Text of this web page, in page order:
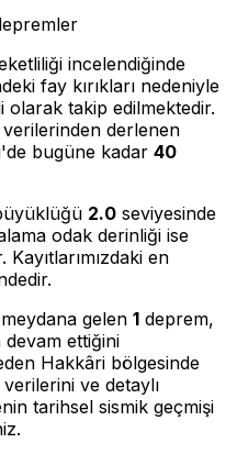
incelendiğinde
fay kırıkları nedeniyle
olarak takip edilmektedir.
derlenen
bugüne kadar 40
2.0 seviyesinde
odak derinliği ise
en
gelen 1 deprem,
devam ettiğini
Hakkâri bölgesinde
ve detaylı
tarihsel sismik geçmişi